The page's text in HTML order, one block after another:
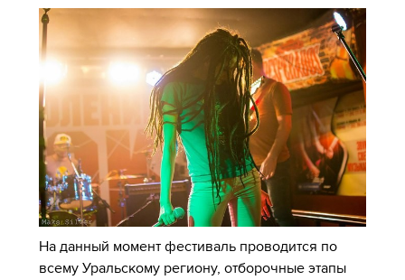
На данный момент фестиваль проводится по
всему Уральскому региону, отборочные этапы